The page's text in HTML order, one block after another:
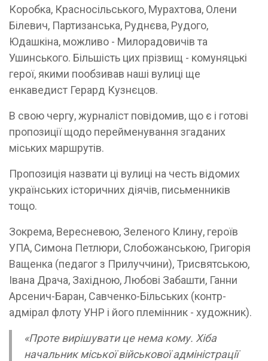
Коробка, Красносільського, Мурахтова, Олени
Білевич, Партизанська, Руднєва, Рудого,
Юдашкіна, можливо - Милорадовичів та
Ушинського. Більшість цих прізвищ - комуняцькі
герої, якими пообзивав наші вулиці ще
енкаведист Герард Кузнєцов.
В свою чергу, журналіст повідомив, що є і готові
пропозиції щодо перейменування згаданих
міських маршрутів.
Пропозиція назвати ці вулиці на честь відомих
українських історичних діячів, письменників
тощо.
Зокрема, Вересневою, Зеленого Клину, героїв
УПА, Симона Петлюри, Слобожанською, Григорія
Ващенка (педагог з Прилуччини), Трисвятською,
Івана Драча, Західною, Любові Забашти, Ганни
Арсенич-Баран, Савченко-Більських (контр-
адмірал флоту УНР і його племінник - художник).
«Проте вирішувати це нема кому. Хіба
начальник міської військової адміністрації